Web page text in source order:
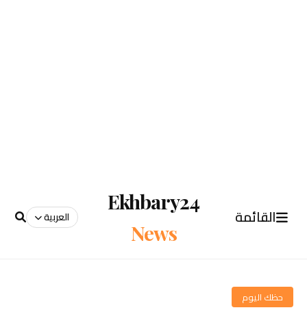
القائمة
Ekhbary24
News
العربية
حظك اليوم